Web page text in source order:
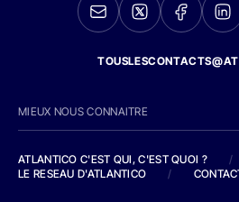
MIEUX NOUS CONNAITRE
ATLANTICO C'EST QUI, C'EST QUOI ?
/
LE RESEAU D'ATLANTICO
/